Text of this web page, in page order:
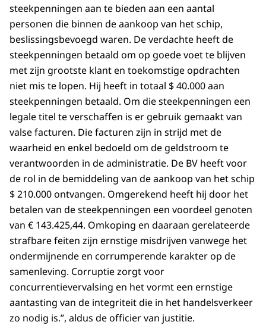
steekpenningen aan te bieden aan een aantal
personen die binnen de aankoop van het schip,
beslissingsbevoegd waren. De verdachte heeft de
steekpenningen betaald om op goede voet te blijven
met zijn grootste klant en toekomstige opdrachten
niet mis te lopen. Hij heeft in totaal $ 40.000 aan
steekpenningen betaald. Om die steekpenningen een
legale titel te verschaffen is er gebruik gemaakt van
valse facturen. Die facturen zijn in strijd met de
waarheid en enkel bedoeld om de geldstroom te
verantwoorden in de administratie. De BV heeft voor
de rol in de bemiddeling van de aankoop van het schip
$ 210.000 ontvangen. Omgerekend heeft hij door het
betalen van de steekpenningen een voordeel genoten
van € 143.425,44. Omkoping en daaraan gerelateerde
strafbare feiten zijn ernstige misdrijven vanwege het
ondermijnende en corrumperende karakter op de
samenleving. Corruptie zorgt voor
concurrentievervalsing en het vormt een ernstige
aantasting van de integriteit die in het handelsverkeer
zo nodig is.”, aldus de officier van justitie.